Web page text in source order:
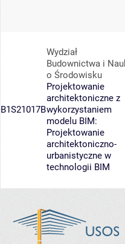
B1S21017B
Wydział
Budownictwa i
o Środowisku
Projektowanie
architektoniczne z
wykorzystaniem
modelu BIM:
Projektowanie
architektoniczno-
urbanistyczne w
technologii BIM